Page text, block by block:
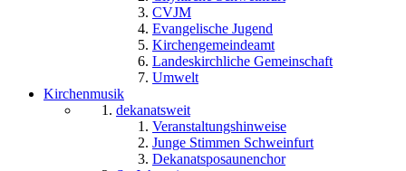
CVJM
Evangelische Jugend
Kirchengemeindeamt
Landeskirchliche Gemeinschaft
Umwelt
Kirchenmusik
dekanatsweit
Veranstaltungshinweise
Junge Stimmen Schweinfurt
Dekanatsposaunenchor